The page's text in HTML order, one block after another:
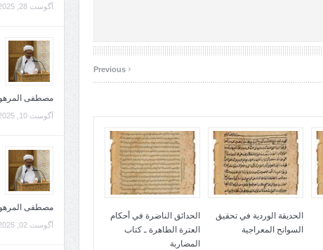
‹
الحديقة الوردية في تحقيق
السوانح المعراجية
الحدائق الناضرة في أحكام
العترة الطاهرة ـ كتاب
المضاربة
آگوست 28, 2025
مصطفى
آگوست 10, 2025
مصطفى
آگوست 02, 2025